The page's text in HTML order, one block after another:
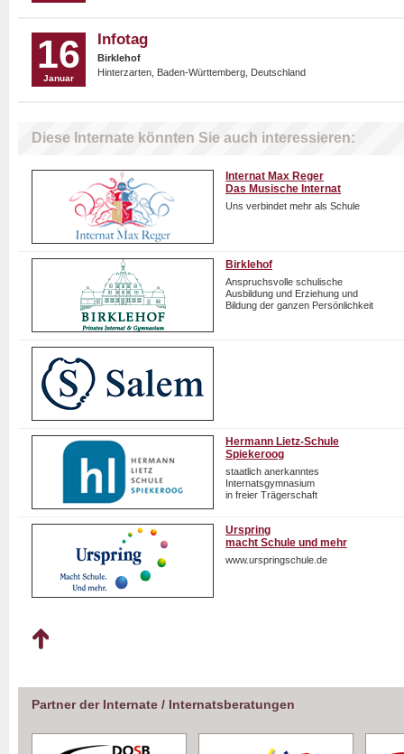
16
Januar
Infotag
Birklehof
Hinterzarten, Baden-Württemberg, Deutschland
Diese Internate könnten Sie auch interessieren:
Internat Max Reger
Das Musische Internat
Uns verbindet mehr als Schule
Birklehof
Anspruchsvolle schulische
Ausbildung und Erziehung und
Bildung der ganzen Persönlichkeit
Hermann Lietz-Schule
Spiekeroog
staatlich anerkanntes
Internatsgymnasium
in freier Trägerschaft
Urspring
macht Schule und mehr
www.urspringschule.de
Partner der Internate / Internatsberatungen